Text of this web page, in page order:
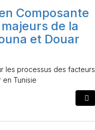
Composante
de la
et Douar
les processus des facteurs
Tunisie